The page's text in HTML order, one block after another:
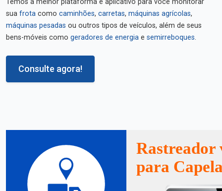
Temos a melhor plataforma e aplicativo para você monitorar
sua frota como caminhões, carretas, máquinas agrícolas,
máquinas pesadas ou outros tipos de veículos, além de seus
bens-móveis como geradores de energia e semirreboques.
Consulte agora!
Rastreador
para